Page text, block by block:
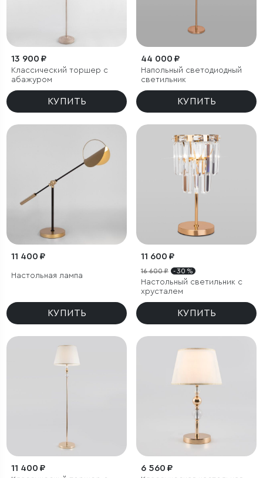
13 900 ₽
Классический торшер с
абажуром
КУПИТЬ
44 000 ₽
Напольный светодиодный
светильник
КУПИТЬ
11 400 ₽
Настольная лампа
КУПИТЬ
11 600 ₽
16 600 ₽ - 30 %
Настольный светильник с
хрусталем
КУПИТЬ
11 400 ₽ 6 560 ₽